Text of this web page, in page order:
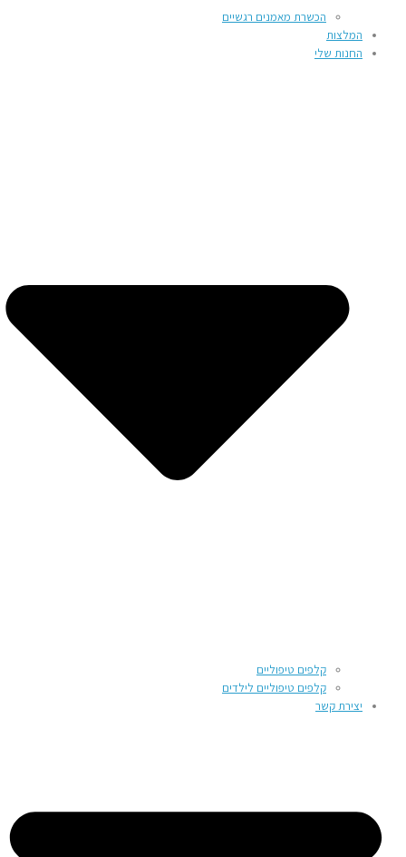
הכשרת מאמנים רגשיים
המלצות
החנות שלי
קלפים טיפוליים
קלפים טיפוליים לילדים
יצירת קשר